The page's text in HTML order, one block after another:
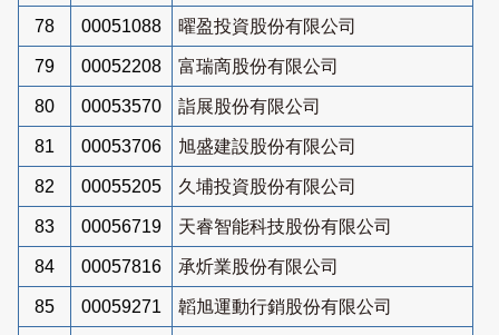
78 00051088 曜盈投資股份有限公司
79 00052208 富瑞啇股份有限公司
80 00053570 詣展股份有限公司
81 00053706 旭盛建設股份有限公司
82 00055205 久埔投資股份有限公司
83 00056719 天睿智能科技股份有限公司
84 00057816 承炘業股份有限公司
85 00059271 韜旭運動行銷股份有限公司